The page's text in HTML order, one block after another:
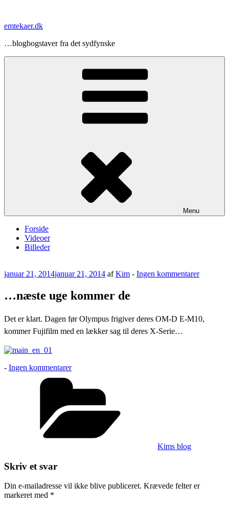
indhold
emtekaer.dk
…blogbogstaver fra det sydfynske
Menu
Forside
Videoer
Billeder
Udgivet
januar 21, 2014januar 21, 2014 afKim - Ingen kommentarertil
de
…næste uge kommer de
Det er klart. Dagen før Olympus frigiver deres OM-D E-M10,
kommer Fujifilm med en lækker sag til deres X-Serie…
- Ingen kommentarertil
næste
kommer
de
Kims blog
Skriv et svar
Din e-mailadresse vil ikke blive publiceret. Krævede felter er
markeret med *